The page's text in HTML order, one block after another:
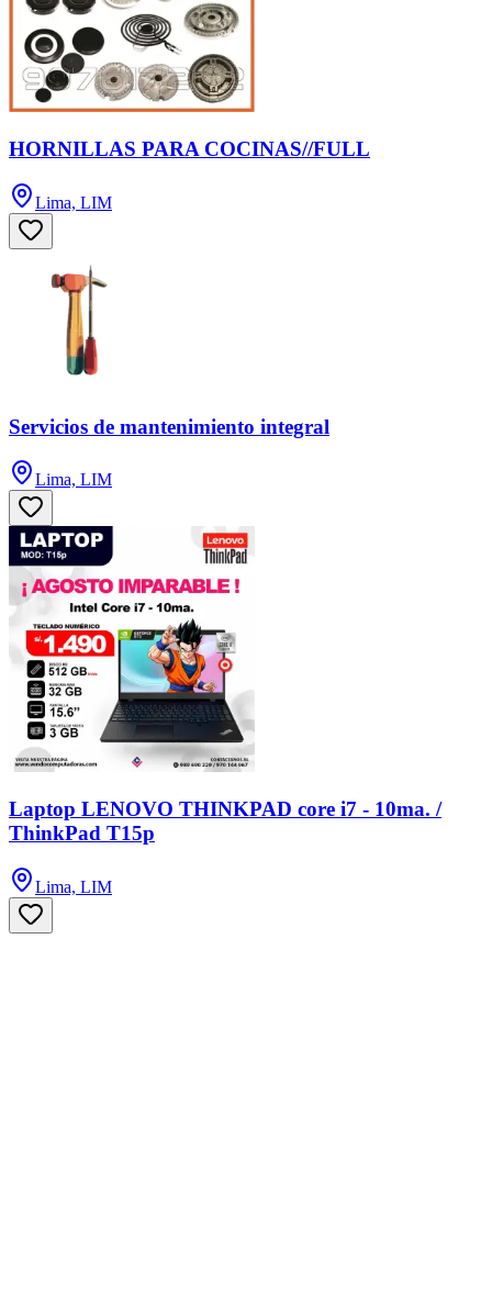
HORNILLAS PARA COCINAS//FULL
Lima, LIM
Servicios de mantenimiento integral
Lima, LIM
Laptop LENOVO THINKPAD core i7 - 10ma. /
ThinkPad T15p
Lima, LIM